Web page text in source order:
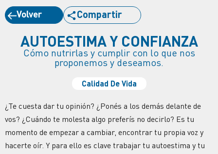
Volver Compartir
AUTOESTIMA Y CONFIANZA
Cómo nutrirlas y cumplir con lo que nos
proponemos y deseamos.
Calidad De Vida
¿Te cuesta dar tu opinión? ¿Ponés a los demás delante de
vos? ¿Cuándo te molesta algo preferís no decirlo? Es tu
momento de empezar a cambiar, encontrar tu propia voz y
hacerte oír. Y para ello es clave trabajar tu autoestima y tu